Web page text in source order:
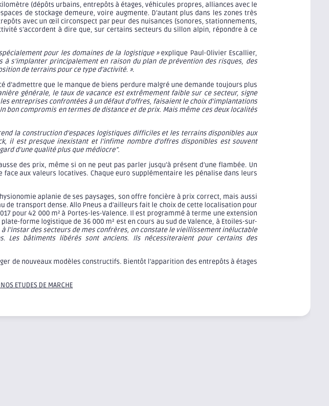
(dépôts urbains, entrepôts à étages, véhicules propres, alliances avec le
de stockage demeure, voire augmente. D’autant plus dans les zones très
avec un œil circonspect par peur des nuisances (sonores, stationnements,
s’accordent à dire que, sur certains secteurs du sillon alpin, répondre à ce
pour les domaines de la logistique » explique Paul-Olivier Escallier,
s’implanter principalement en raison du plan de prévention des risques, des
de terrains pour ce type d’activité. ».
d’admettre que le manque de biens perdure malgré une demande toujours plus
générale, le taux de vacance est extrêmement faible sur ce secteur, signe
entreprises confrontées à un défaut d’offres, faisaient le choix d’implantations
bon compromis en termes de distance et de prix. Mais même ces deux localités
la construction d’espaces logistiques difficiles et les terrains disponibles aux
il est presque inexistant et l’infime nombre d’offres disponibles est souvent
d’une qualité plus que médiocre”.
des prix, même si on ne peut pas parler jusqu’à présent d’une flambée. Un
aux valeurs locatives. Chaque euro supplémentaire les pénalise dans leurs
aplanie de ses paysages, son offre foncière à prix correct, mais aussi
de transport dense. Allo Pneus a d’ailleurs fait le choix de cette localisation pour
pour 42 000 m² à Portes-les-Valence. Il est programmé à terme une extension
forme logistique de 36 000 m² est en cours au sud de Valence, à Etoiles-sur-
l’instar des secteurs de mes confrères, on constate le vieillissement inéluctable
Les bâtiments libérés sont anciens. Ils nécessiteraient pour certains des
de nouveaux modèles constructifs. Bientôt l’apparition des entrepôts à étages
ETUDES DE MARCHE